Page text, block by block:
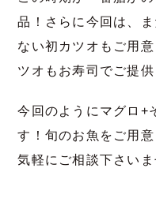
品！さらに今回は、
ない初カツオもご用
ツオもお寿司でご提
今回のようにマグロ+
す！旬のお魚をご用
気軽にご相談下さいま